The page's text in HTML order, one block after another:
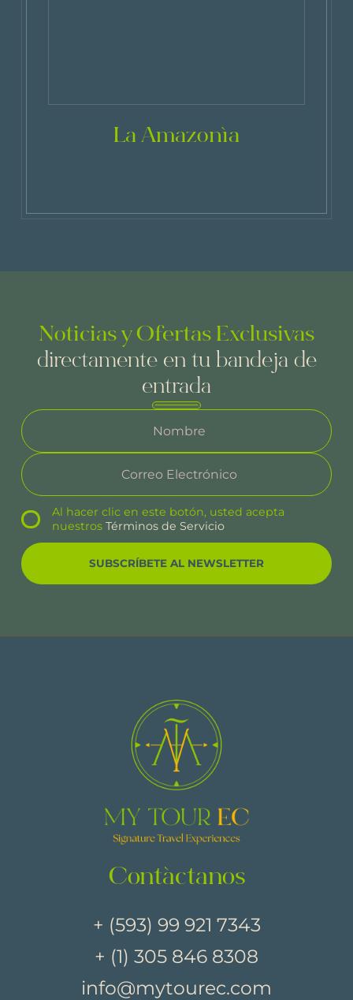
La Amazonía
Noticias y Ofertas Exclusivas
directamente en tu bandeja de
entrada
Al hacer clic en este botón, usted acepta
nuestrosTérminos de Servicio
Contáctanos
+ (593) 99 921 7343
+ (1) 305 846 8308
info@mytourec.com